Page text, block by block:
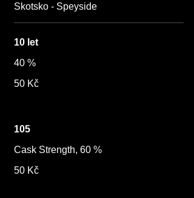
Skotsko - Speyside
10 let
40 %
50 Kč
105
Cask Strength, 60 %
50 Kč